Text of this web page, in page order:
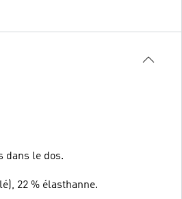
dans le dos.
22 % élasthanne.